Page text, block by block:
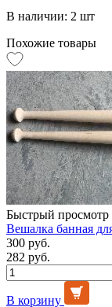
В наличии: 2 шт
Похожие товары
Быстрый просмотр
Вешалка банная
300 руб.
282 руб.
В корзину